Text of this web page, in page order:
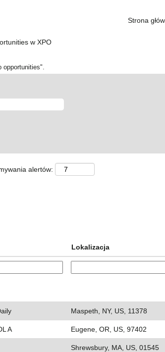
Strona
w XPO(bieżąca
opportunities".
alertów:
Lokalizacja
Maspeth, NY, US, 11378
A Eugene, OR, US, 97402
Shrewsbury, MA, US, 01545